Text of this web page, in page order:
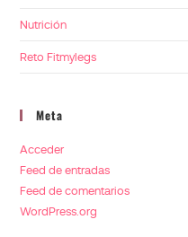
Nutrición
Reto Fitmylegs
Meta
Acceder
Feed de entradas
Feed de comentarios
WordPress.org